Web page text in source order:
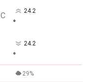
C 24.2
°
24.2
°
29%